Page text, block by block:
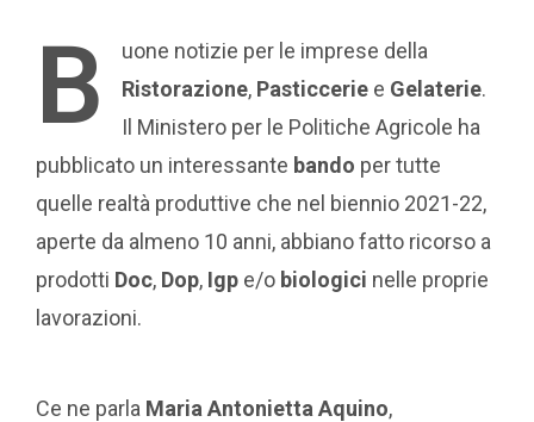
B
uone notizie per le imprese della
Ristorazione, Pasticcerie e Gelaterie.
Il Ministero per le Politiche Agricole ha
pubblicato un interessante bando per tutte
quelle realtà produttive che nel biennio 2021-22,
aperte da almeno 10 anni, abbiano fatto ricorso a
prodotti Doc, Dop, Igp e/o biologici nelle proprie
lavorazioni.
Ce ne parla Maria Antonietta Aquino,